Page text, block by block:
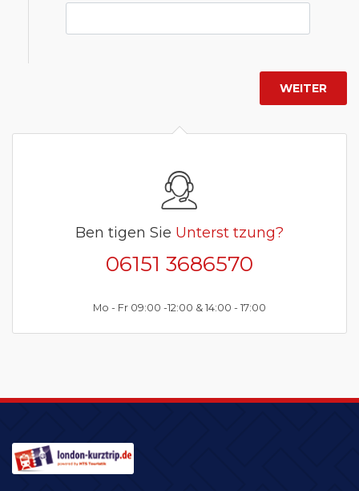
Ben tigen Sie Unterst tzung?
06151 3686570
Mo - Fr 09:00 -12:00 & 14:00 - 17:00